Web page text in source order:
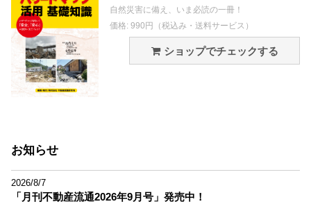
自然災害に備え、いま必読の一冊！
価格: 990円（税込み・送料サービス）
ショップでチェックする
お知らせ
2026/8/7
「月刊不動産流通2026年9月号」発売中！